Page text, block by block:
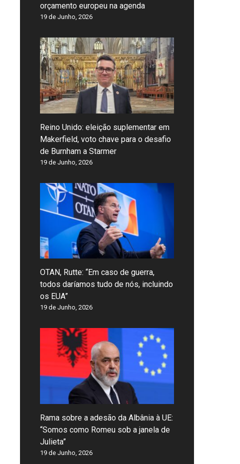
orçamento europeu na agenda
19 de Junho, 2026
Reino Unido: eleição suplementar em
Makerfield, voto chave para o desafio
de Burnham a Starmer
19 de Junho, 2026
OTAN, Rutte: “Em caso de guerra,
todos daríamos tudo de nós, incluindo
os EUA”
19 de Junho, 2026
Rama sobre a adesão da Albânia à UE:
“Somos como Romeu sob a janela de
Julieta”
19 de Junho, 2026